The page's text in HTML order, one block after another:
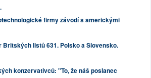
firmy závodí s americkými
Britských listů 631. Polsko a Slovensko.
konzervativců: "To, že náš poslanec